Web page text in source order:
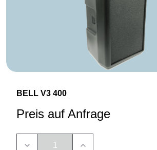
BELL V3 400
Preis auf Anfrage